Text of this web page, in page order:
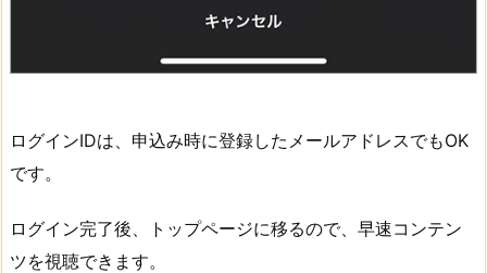
ログインIDは、申込み時に登録したメールアドレスでもOK
です。
ログイン完了後、トップページに移るので、早速コンテン
ツを視聴できます。